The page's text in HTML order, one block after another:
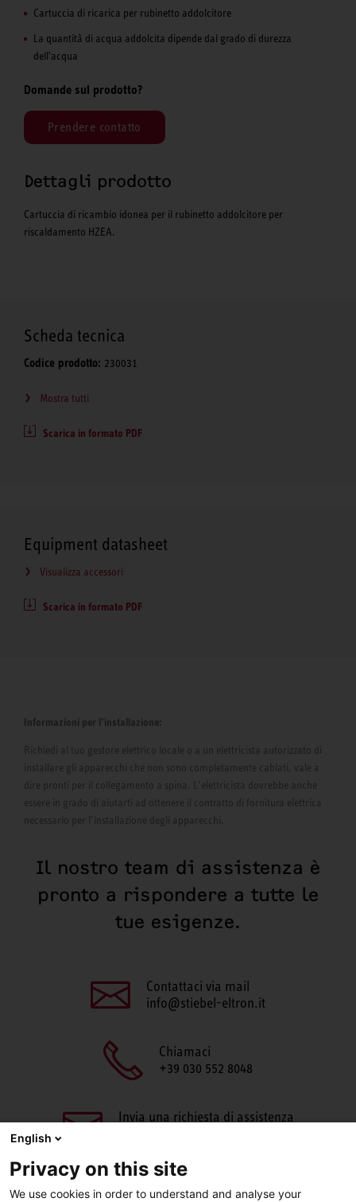
Cartuccia di ricarica per rubinetto addolcitore
La quantità di acqua addolcita dipende dal grado di durezza
dell'acqua
Domande sul prodotto?
Prendere contatto
Dettagli prodotto
Cartuccia di ricambio idonea per il rubinetto addolcitore per
riscaldamento HZEA.
Scheda tecnica
Codice prodotto: 230031
Mostra tutti
Scarica in formato PDF
Equipment datasheet
Visualizza accessori
Scarica in formato PDF
Informazioni per l’installazione:
Richiedi al tuo gestore elettrico locale o a un elettricista autorizzato di
installare gli apparecchi che non sono completamente cablati, vale a
dire pronti per il collegamento a spina. L’elettricista dovrebbe anche
essere in grado di aiutarti ad ottenere il contratto di fornitura elettrica
necessario per l’installazione degli apparecchi.
Il nostro team di assistenza è
pronto a rispondere a tutte le
tue esigenze.
Contattaci via mail
info@stiebel-eltron.it
Chiamaci
+39 030 552 8048
Invia una richiesta di assistenza
English
Privacy on this site
We use cookies in order to understand and analyse your